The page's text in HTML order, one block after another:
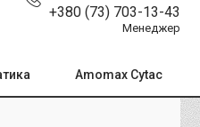
+380 (73) 703-13-43
Менеджер
Amomax Cytac